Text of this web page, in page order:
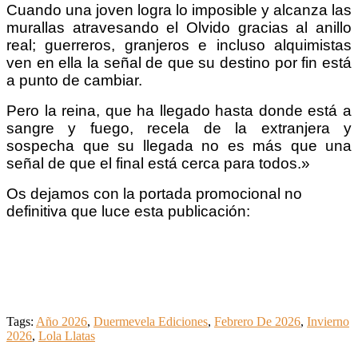
Cuando una joven logra lo imposible y alcanza las
murallas atravesando el Olvido gracias al anillo
real; guerreros, granjeros e incluso alquimistas
ven en ella la señal de que su destino por fin está
a punto de cambiar.
Pero la reina, que ha llegado hasta donde está a
sangre y fuego, recela de la extranjera y
sospecha que su llegada no es más que una
señal de que el final está cerca para todos.»
Os dejamos con la portada promocional no
definitiva que luce esta publicación:
Tags: Año 2026, Duermevela Ediciones, Febrero De 2026, Invierno
2026, Lola Llatas